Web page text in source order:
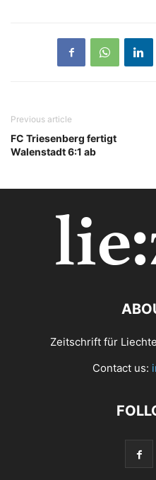
Previous article
FC Triesenberg fertigt
Walenstadt 6:1 ab
Zeitschrift für
Contact us: